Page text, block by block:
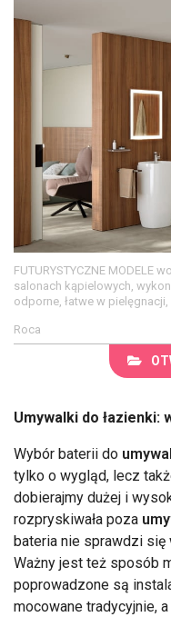
FUTURYSTYCZNE MODELE
salonach kąpielowych,
odporne, łatwe w pielęgnacji,
Roca
Umywalki do łazienki:
Wybór baterii do
tylko o wygląd, lecz
dobierajmy dużej i
rozpryskiwała poza
bateria nie sprawdzi
Ważny jest też sposób
poprowadzone są
mocowane tradycyjnie,